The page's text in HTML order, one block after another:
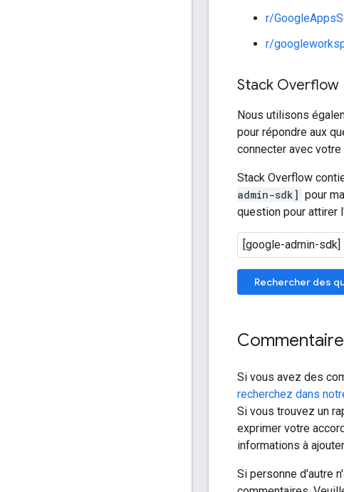
r/
r/
Stack Overflow
Nous utilisons
pour répondre aux
connecter avec
Stack Overflow
admin-sdk] pour
question pour attirer
Rechercher des
Si vous avez des
recherchez dans
Si vous trouvez un
exprimer votre
informations à
Si personne d'autre